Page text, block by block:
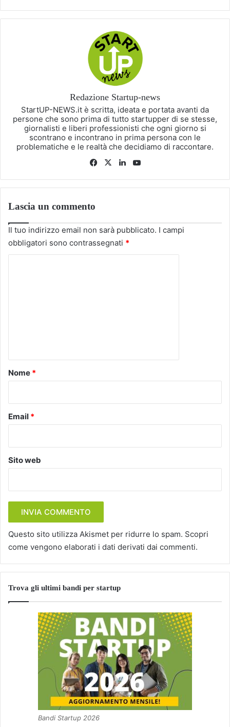
Redazione Startup-news
StartUP-NEWS.it è scritta, ideata e portata avanti da
persone che sono prima di tutto startupper di se stesse,
giornalisti e liberi professionisti che ogni giorno si
scontrano e incontrano in prima persona con le
problematiche e le realtà che decidiamo di raccontare.
Facebook
X LinkedIn
Lascia un commento
Il tuo indirizzo email non sarà pubblicato. I campi
obbligatori sono contrassegnati *
o
Nome *
Email *
Sito web
Questo sito utilizza Akismet per ridurre lo spam. Scopri
come vengono elaborati i dati derivati dai commenti.
Trova gli ultimi bandi per startup
Bandi Startup 2026